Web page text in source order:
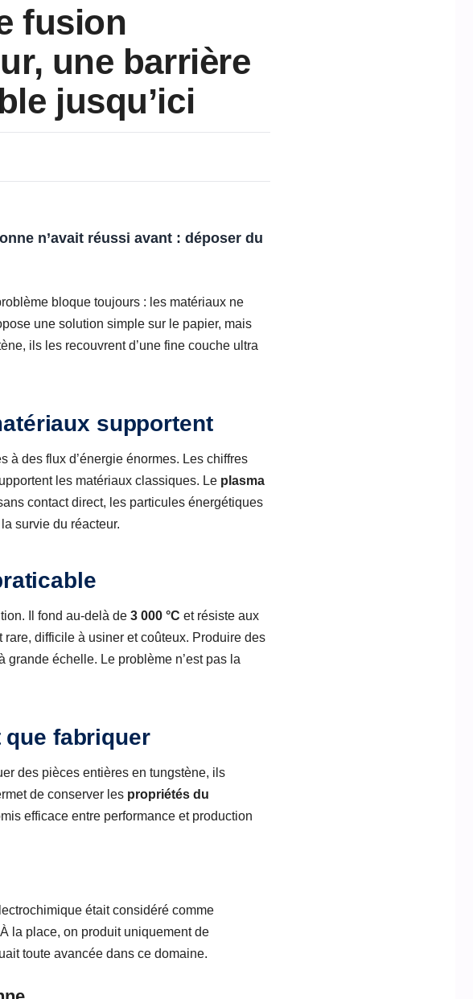
fusion
une barrière
jusqu’ici
n’avait réussi avant : déposer du
bloque toujours : les matériaux ne
une solution simple sur le papier, mais
ils les recouvrent d’une fine couche ultra
supportent
à des flux d’énergie énormes. Les chiffres
les matériaux classiques. Le plasma
contact direct, les particules énergétiques
survie du réacteur.
Il fond au-delà de 3 000 °C et résiste aux
difficile à usiner et coûteux. Produire des
échelle. Le problème n’est pas la
fabriquer
des pièces entières en tungstène, ils
de conserver les propriétés du
efficace entre performance et production
était considéré comme
la place, on produit uniquement de
toute avancée dans ce domaine.